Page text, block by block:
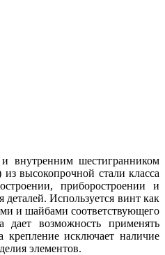
внутренним шестигранником
высокопрочной стали класса
приборостроении и
деталей. Используется винт как
и шайбами соответствующего
дает возможность применять
крепление исключает наличие
элементов.